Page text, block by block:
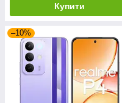
Купити
–10%